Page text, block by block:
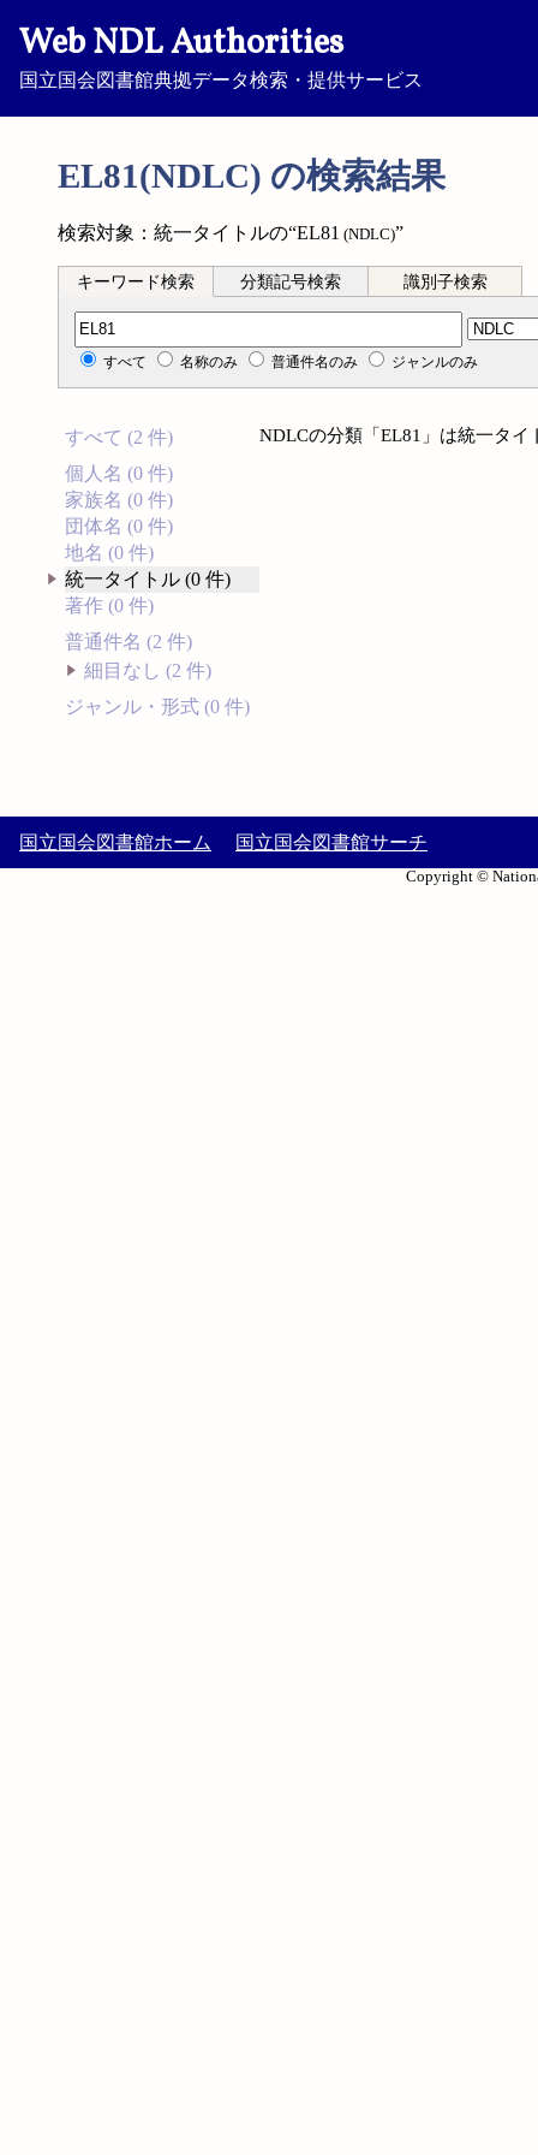
Web NDL Authorities
国立国会図書館典拠データ検索・提供サービス
EL81(NDLC) の検索結果
検索対象：統一タイトルの“EL81 (NDLC)”
キーワード検索 分類記号検索 識別子検索
分類記号検索
すべて 名称のみ 普通件名のみ ジャンルのみ
すべて (2 件)
個人名 (0 件)
家族名 (0 件)
団体名 (0 件)
地名 (0 件)
統一タイトル (0 件)
著作 (0 件)
普通件名 (2 件)
細目なし (2 件)
ジャンル・形式 (0 件)
NDLCの分類「EL81」は統一タ
国立国会図書館ホーム 国立国会図書館サーチ
Copyright ©